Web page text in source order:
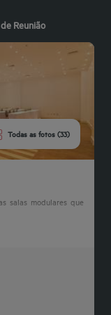
Reunião
Todas as fotos (33)
salas modulares que